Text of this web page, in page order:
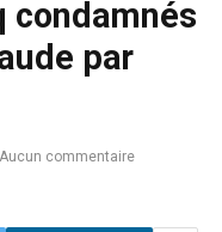
condamnés
par
Aucun commentaire